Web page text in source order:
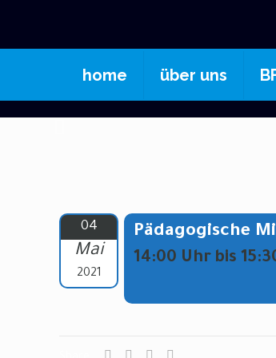
home über uns
04
Mai
2021
Pädagogische
14:00 Uhr bis